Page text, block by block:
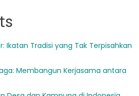
Ikatan Tradisi yang Tak Terpisahkan
Membangun Kerjasama antara